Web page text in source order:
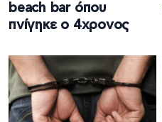
beach bar όπου
πνίγηκε ο 4χρονος